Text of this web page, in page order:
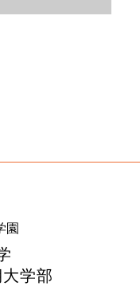
園
学部